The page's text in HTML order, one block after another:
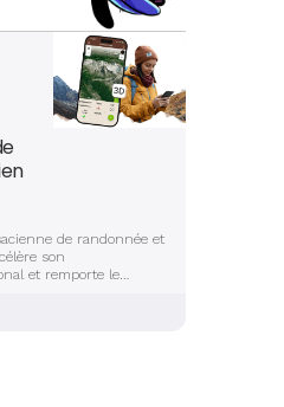
de randonnée et
son
et remporte le